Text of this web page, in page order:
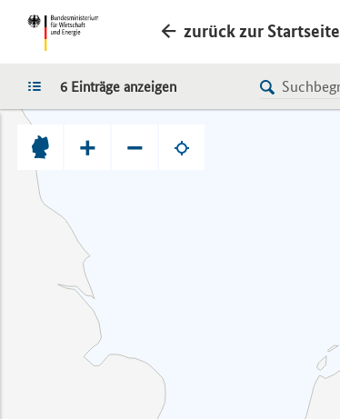
zurück zur Startseite
LISTE
6 Einträge anzeigen
+ −